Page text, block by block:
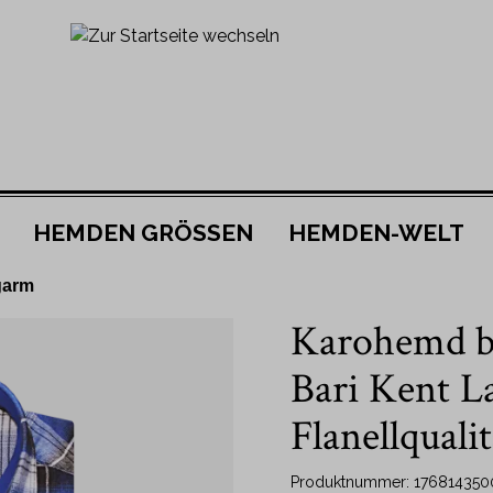
HEMDEN GRÖSSEN HEMDEN-WELT
Hemden
Hemden
Kragen
Kentkragen
New Kent Kragen
Button Down Hemden
39
40
Karohemd
Bari Kent
Produktnummer: